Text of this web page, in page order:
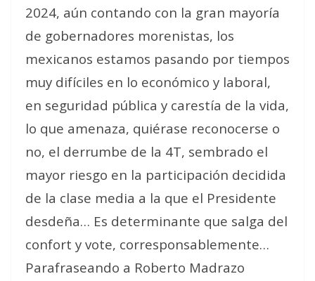
2024, aún contando con la gran mayoría
de gobernadores morenistas, los
mexicanos estamos pasando por tiempos
muy difíciles en lo económico y laboral,
en seguridad pública y carestía de la vida,
lo que amenaza, quiérase reconocerse o
no, el derrumbe de la 4T, sembrado el
mayor riesgo en la participación decidida
de la clase media a la que el Presidente
desdeña… Es determinante que salga del
confort y vote, corresponsablemente…
Parafraseando a Roberto Madrazo